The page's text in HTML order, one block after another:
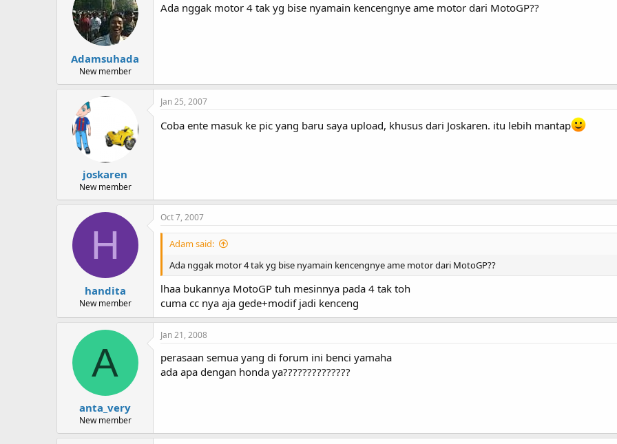
Adamsuhada
New member
Ada nggak motor 4 tak yg bise nyamain kencengnye ame motor dari MotoGP??
joskaren
New member
Jan 25, 2007
Coba ente masuk ke pic yang baru saya upload, khusus dari Joskaren. itu lebih mantap
H
handita
New member
Oct 7, 2007
Adam said:
Ada nggak motor 4 tak yg bise nyamain kencengnye ame motor dari MotoGP??
lhaa bukannya MotoGP tuh mesinnya pada 4 tak toh
cuma cc nya aja gede+modif jadi kenceng
A
anta_very
New member
Jan 21, 2008
perasaan semua yang di forum ini benci yamaha
ada apa dengan honda ya??????????????